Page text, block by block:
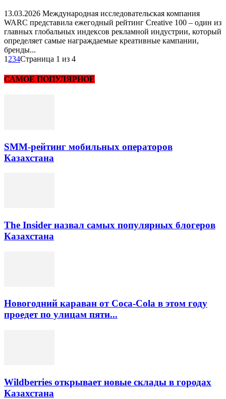
13.03.2026 Международная исследовательская компания
WARC представила ежегодный рейтинг Creative 100 – один из
главных глобальных индексов рекламной индустрии, который
определяет самые награждаемые креативные кампании,
бренды...
1 234Страница 1 из 4
САМОЕ ПОПУЛЯРНОЕ
SMM-рейтинг мобильных операторов
Казахстана
The Insider назвал самых популярных блогеров
Казахстана
Новогодний караван от Coca-Cola в этом году
проедет по улицам пяти...
Wildberries открывает новые склады в городах
Казахстана